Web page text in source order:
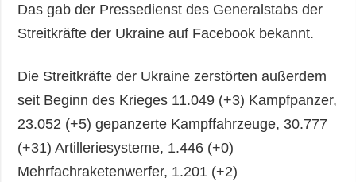
Notfälle
Veröffentlichungen
Interview
Fotos
Video
Abonnement
Fotobank
Das gab der Pressedienst des Generalstabs der
Streitkräfte der Ukraine auf Facebook bekannt.
Die Streitkräfte der Ukraine zerstörten außerdem
seit Beginn des Krieges 11.049 (+3) Kampfpanzer,
23.052 (+5) gepanzerte Kampffahrzeuge, 30.777
(+31) Artilleriesysteme, 1.446 (+0)
Mehrfachraketenwerfer, 1.201 (+2)